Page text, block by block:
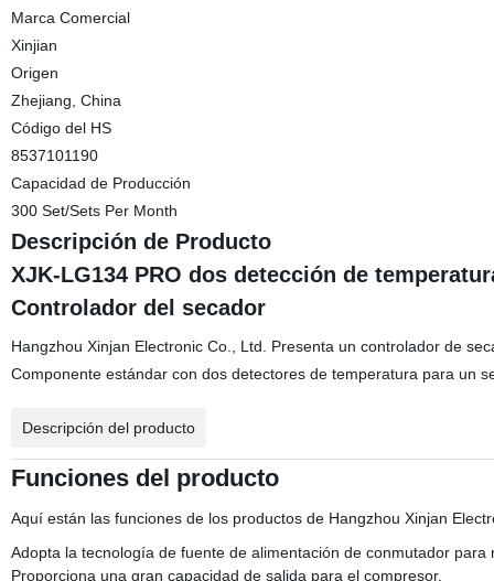
Marca Comercial
Xinjian
Origen
Zhejiang, China
Código del HS
8537101190
Capacidad de Producción
300 Set/Sets Per Month
Descripción de Producto
XJK-LG134 PRO dos detección de
Controlador del secador
Hangzhou Xinjan Electronic Co., Ltd. Presenta un controlador de
Componente estándar con dos detectores de temperatura para un
Descripción del producto
Funciones del producto
Aquí están las funciones de los productos de Hangzhou Xinjan
Adopta la tecnología de fuente de alimentación de conmutador para
Proporciona una gran capacidad de salida para el compresor.